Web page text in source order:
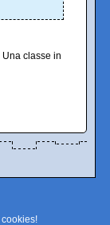
classe in
cookies!